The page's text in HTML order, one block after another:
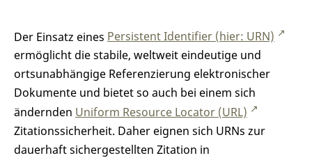
Der Einsatz eines Persistent Identifier (hier: URN)
ermöglicht die stabile, weltweit eindeutige und
ortsunabhängige Referenzierung elektronischer
Dokumente und bietet so auch bei einem sich
ändernden Uniform Resource Locator (URL)
Zitationssicherheit. Daher eignen sich URNs zur
dauerhaft sichergestellten Zitation in